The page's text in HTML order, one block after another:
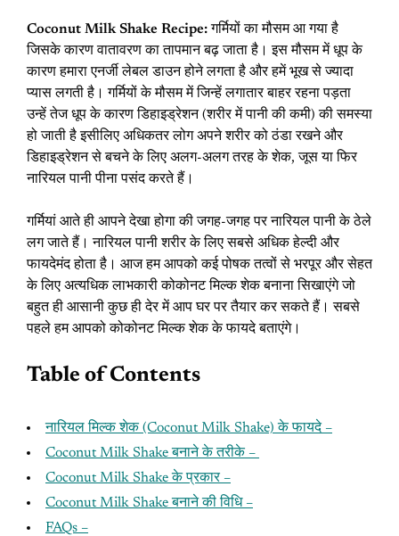
Coconut Milk Shake Recipe:गर्मियों का मौसम आ गया है
जिसके कारण वातावरण का तापमान बढ़ जाता है। इस मौसम में धूप के
कारण हमारा एनर्जी लेबल डाउन होने लगता है और हमें भूख से ज्यादा
प्यास लगती है। गर्मियों के मौसम में जिन्हें लगातार बाहर रहना पड़ता
उन्हें तेज धूप के कारण डिहाइड्रेशन (शरीर में पानी की कमी) की समस्या
हो जाती है इसीलिए अधिकतर लोग अपने शरीर को ठंडा रखने और
डिहाइड्रेशन से बचने के लिए अलग-अलग तरह के शेक, जूस या फिर
नारियल पानी पीना पसंद करते हैं।
गर्मियां आते ही आपने देखा होगा की जगह-जगह पर नारियल पानी के ठेले
लग जाते हैं। नारियल पानी शरीर के लिए सबसे अधिक हेल्दी और
फायदेमंद होता है। आज हम आपको कई पोषक तत्वों से भरपूर और सेहत
के लिए अत्यधिक लाभकारी कोकोनट मिल्क शेक बनाना सिखाएंगे जो
बहुत ही आसानी कुछ ही देर में आप घर पर तैयार कर सकते हैं। सबसे
पहले हम आपको कोकोनट मिल्क शेक के फायदे बताएंगे।
Table of Contents
नारियल मिल्क शेक (Coconut Milk Shake) के फायदे –
Coconut Milk Shake बनाने के तरीके –
Coconut Milk Shake के प्रकार –
Coconut Milk Shake बनाने की विधि –
FAQs –